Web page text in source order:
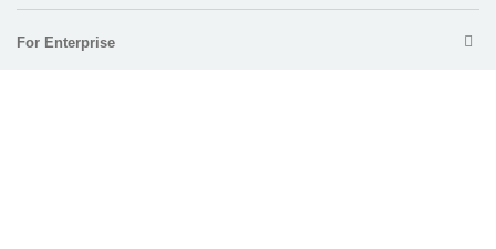
For Enterprise